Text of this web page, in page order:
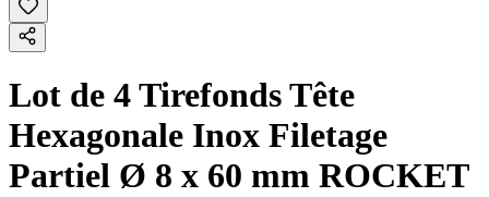
Lot de 4 Tirefonds Tête
Hexagonale Inox Filetage
Partiel Ø 8 x 60 mm ROCKET